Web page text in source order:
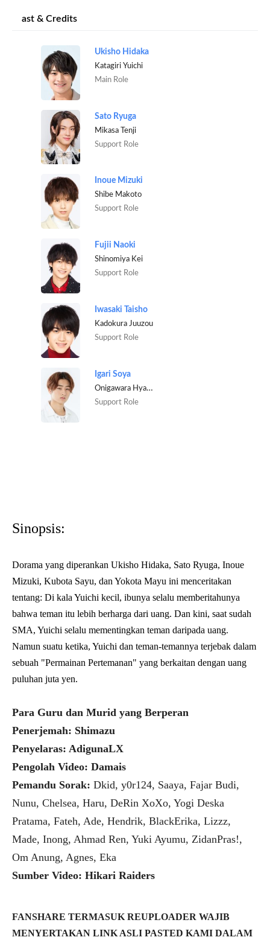
ast & Credits
Ukisho Hidaka
Katagiri Yuichi
Main Role
Sato Ryuga
Mikasa Tenji
Support Role
Inoue Mizuki
Shibe Makoto
Support Role
Fujii Naoki
Shinomiya Kei
Support Role
Iwasaki Taisho
Kadokura Juuzou
Support Role
Igari Soya
Onigawara Hyakutarou
Support Role
Sinopsis:
Dorama yang diperankan Ukisho Hidaka, Sato Ryuga, Inoue
Mizuki, Kubota Sayu, dan Yokota Mayu ini menceritakan
tentang: Di kala Yuichi kecil, ibunya selalu memberitahunya
bahwa teman itu lebih berharga dari uang. Dan kini, saat sudah
SMA, Yuichi selalu mementingkan teman daripada uang.
Namun suatu ketika, Yuichi dan teman-temannya terjebak dalam
sebuah "Permainan Pertemanan" yang berkaitan dengan uang
puluhan juta yen.
Para Guru dan Murid yang Berperan
Penerjemah: Shimazu
Penyelaras: AdigunaLX
Pengolah Video: Damais
Pemandu Sorak: Dkid, y0r124, Saaya, Fajar Budi,
Nunu, Chelsea, Haru, DeRin XoXo, Yogi Deska
Pratama, Fateh, Ade, Hendrik, BlackErika, Lizzz,
Made, Inong, Ahmad Ren, Yuki Ayumu, ZidanPras!,
Om Anung, Agnes, Eka
Sumber Video: Hikari Raiders
FANSHARE TERMASUK REUPLOADER WAJIB
MENYERTAKAN LINK ASLI PASTED KAMI DALAM